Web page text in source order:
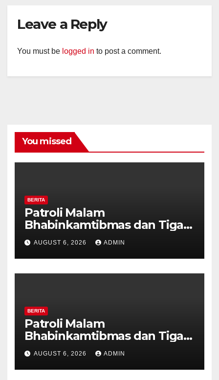
Leave a Reply
You must be logged in to post a comment.
You missed
BERITA
Patroli Malam
Bhabinkamtibmas dan Tiga
Pilar Kelurahan Ungaran
Perkuat Kamtibmas, Warga
Diajak Aktifkan Ronda
AUGUST 6, 2026 ADMIN
BERITA
Patroli Malam
Bhabinkamtibmas dan Tiga
Pilar Kelurahan Ungaran
Perkuat Kamtibmas, Warga
Diajak Aktifkan Ronda
AUGUST 6, 2026 ADMIN